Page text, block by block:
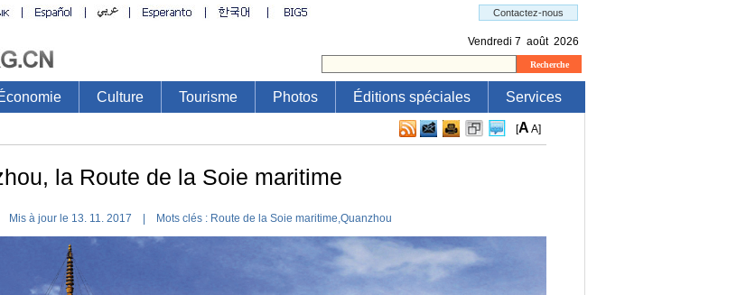
Culture Tourisme Photos Éditions spéciales Services
[A A]
la Route de la Soie maritime
Mis à jour le 13. 11. 2017 | Mots clés : Route de la Soie maritime,Quanzhou